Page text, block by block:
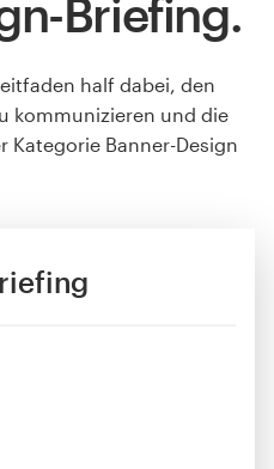
Briefing.
half dabei, den
kommunizieren und die
Kategorie Banner-Design